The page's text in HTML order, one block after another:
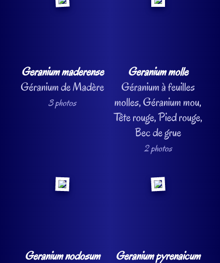
Geranium maderense
Géranium de Madère
3 photos
Geranium molle
Géranium à feuilles
molles, Géranium mou,
Tête rouge, Pied rouge,
Bec de grue
2 photos
Geranium nodosum Geranium pyrenaicum